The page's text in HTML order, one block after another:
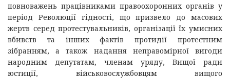
повноважень працівниками правоохоронних органів у
період Революції гідності, що призвело до масових
жертв серед протестувальників, організації їх умисних
вбивств та інших фактів протидії протестним
зібранням, а також надання неправомірної вигоди
народним депутатам, членам уряду, Вищої ради
юстиції, військовослужбовцям вищого